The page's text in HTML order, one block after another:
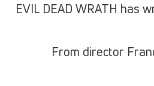
EVIL DEAD WRATH has
From director